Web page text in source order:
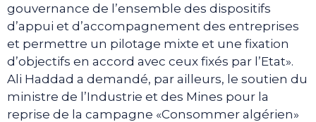
gouvernance de l’ensemble des dispositifs
d’appui et d’accompagnement des entreprises
et permettre un pilotage mixte et une fixation
d’objectifs en accord avec ceux fixés par l’Etat».
Ali Haddad a demandé, par ailleurs, le soutien du
ministre de l’Industrie et des Mines pour la
reprise de la campagne «Consommer algérien»